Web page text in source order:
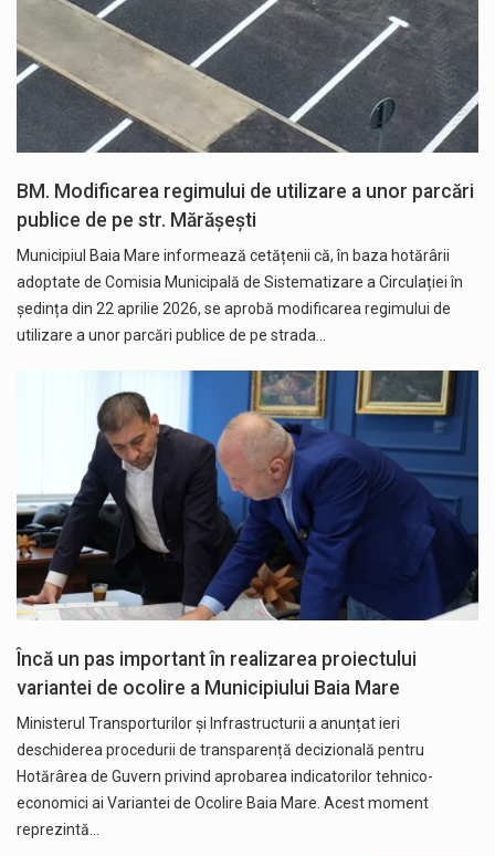
BM. Modificarea regimului de utilizare a unor parcări
publice de pe str. Mărășești
Municipiul Baia Mare informează cetățenii că, în baza hotărârii
adoptate de Comisia Municipală de Sistematizare a Circulației în
ședința din 22 aprilie 2026, se aprobă modificarea regimului de
utilizare a unor parcări publice de pe strada…
Încă un pas important în realizarea proiectului
variantei de ocolire a Municipiului Baia Mare
Ministerul Transporturilor și Infrastructurii a anunțat ieri
deschiderea procedurii de transparență decizională pentru
Hotărârea de Guvern privind aprobarea indicatorilor tehnico-
economici ai Variantei de Ocolire Baia Mare. Acest moment
reprezintă…